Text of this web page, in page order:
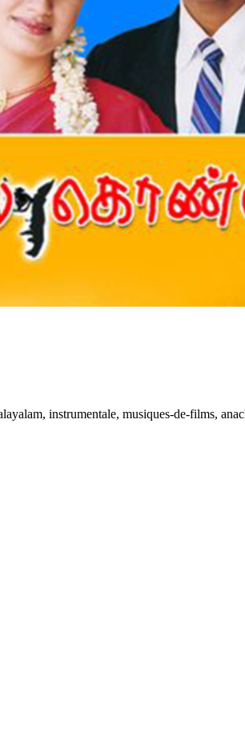
instrumentale, musiques-de-films,